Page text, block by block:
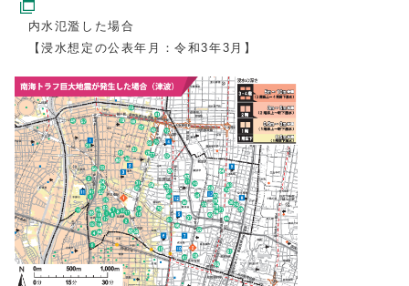
内水氾濫した場合
【浸水想定の公表年月：令和3年3月】